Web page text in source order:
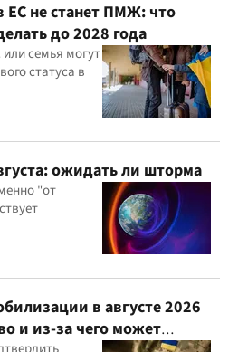
ЕС не станет ПМЖ: что
до 2028 года
семья могут
статуса в
ожидать ли шторма
"от
в августе 2026
и из-за чего может